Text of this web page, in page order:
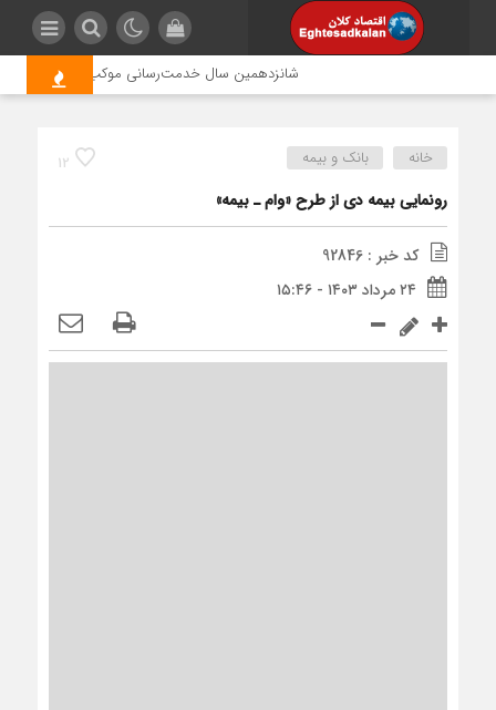
شانزدهمین سال خدمت‌رسانی موکب امام رضا (ع)
12 خانه بانک و بیمه
رونمایی بیمه دی از طرح «وام ـ بیمه»
کد خبر : 92846
۲۴ مرداد ۱۴۰۳ - ۱۵:۴۶